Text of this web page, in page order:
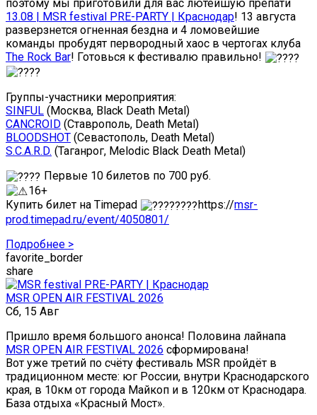
поэтому мы приготовили для вас лютейшую препати
13.08 | MSR festival PRE-PARTY | Краснодар! 13 августа
разверзнется огненная бездна и 4 ломовейшие
команды пробудят первородный хаос в чертогах клуба
The Rock Bar! Готовься к фестивалю правильно!
Группы-участники мероприятия:
SINFUL (Москва, Black Death Metal)
CANCROID (Ставрополь, Death Metal)
BLOODSHOT (Севастополь, Death Metal)
S.C.A.R.D. (Таганрог, Melodic Black Death Metal)
Первые 10 билетов по 700 руб.
16+
Купить билет на Timepad
https://msr-
prod.timepad.ru/event/4050801/
Подробнее >
favorite_border
share
MSR OPEN AIR FESTIVAL 2026
Сб, 15 Авг
Пришло время большого анонса! Половина лайнапа
MSR OPEN AIR FESTIVAL 2026 сформирована!
Вот уже третий по счёту фестиваль MSR пройдёт в
традиционном месте: юг России, внутри Краснодарского
края, в 10км от города Майкоп и в 120км от Краснодара.
База отдыха «Красный Мост».